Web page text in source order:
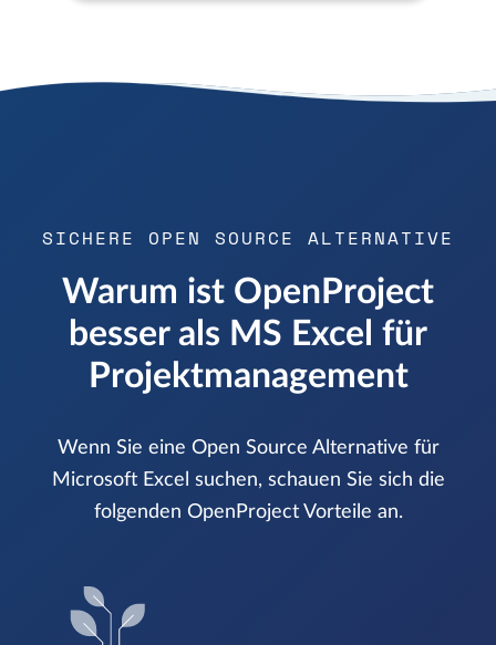
SICHERE OPEN SOURCE ALTERNATIVE
Warum ist OpenProject
besser als MS Excel für
Projektmanagement
Wenn Sie eine Open Source Alternative für
Microsoft Excel suchen, schauen Sie sich die
folgenden OpenProject Vorteile an.